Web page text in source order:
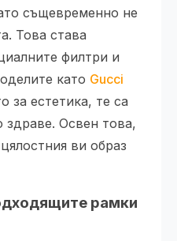
същевременно не
Това става
филтри и
като Gucci
за естетика, те са
здраве. Освен това,
ви образ
рамки